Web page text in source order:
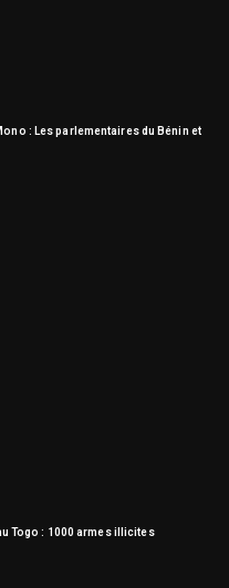
: Les parlementaires du Bénin et
Togo : 1000 armes illicites